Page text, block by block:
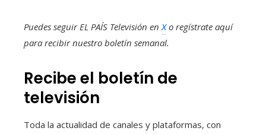
Puedes seguir EL PAÍS Televisión enXo regístrate aquí
para recibirnuestro boletín semanal.
Recibe el boletín de
televisión
Toda la actualidad de canales y plataformas, con